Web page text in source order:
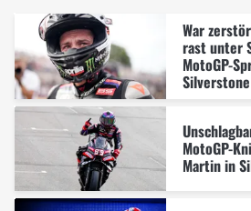
War
rast unter
MotoGP-
Silverstone
MotoGP-
Martin in